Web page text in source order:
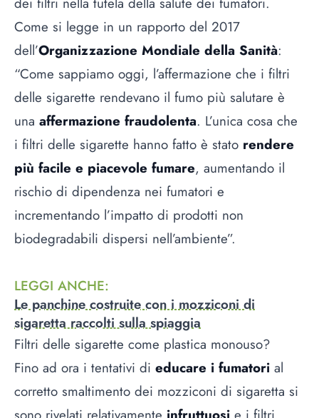
Come si legge in un rapporto del 2017
dell’Organizzazione Mondiale della Sanità:
“Come sappiamo oggi, l’affermazione che i filtri
delle sigarette rendevano il fumo più salutare è
una affermazione fraudolenta. L’unica cosa che
i filtri delle sigarette hanno fatto è stato rendere
più facile e piacevole fumare, aumentando il
rischio di dipendenza nei fumatori e
incrementando l’impatto di prodotti non
biodegradabili dispersi nell’ambiente”.
LEGGI ANCHE:
Le panchine costruite con i mozziconi di
sigaretta raccolti sulla spiaggia
Filtri delle sigarette come plastica monouso?
Fino ad ora i tentativi di educare i fumatori al
corretto smaltimento dei mozziconi di sigaretta si